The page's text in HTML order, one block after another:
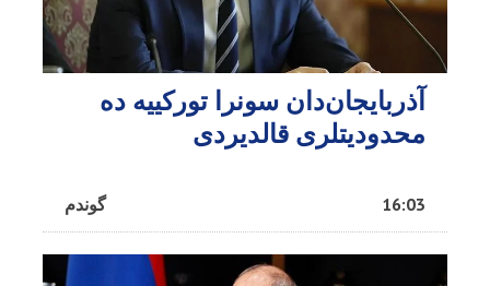
آذربایجان‌دان سونرا تورکییه ده
محدودیتلری قالدیردی
گوندم 16:03